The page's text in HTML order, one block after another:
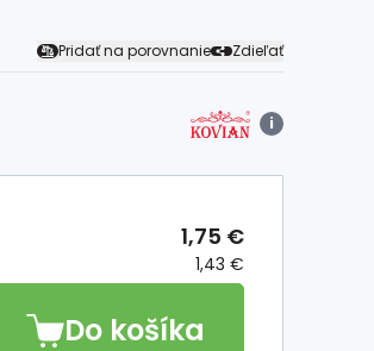
Pridať na porovnanie Zdieľať
i
1,43 €
1,75 €
Do košíka